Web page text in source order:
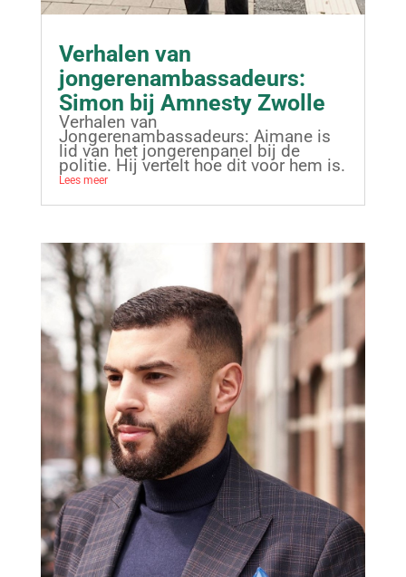
Verhalen van
jongerenambassadeurs:
Simon bij Amnesty Zwolle
Verhalen van
Jongerenambassadeurs: Aimane is
lid van het jongerenpanel bij de
politie. Hij vertelt hoe dit voor hem is.
Lees meer